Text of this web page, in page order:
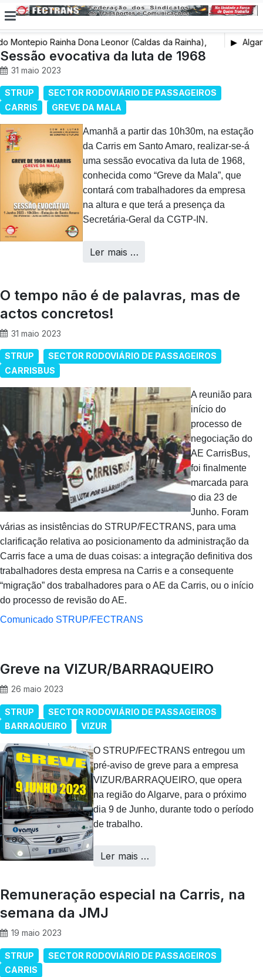
Rainha Dona Leonor (Caldas da Rainha),
Sessão evocativa da luta de 1968
31 maio 2023
STRUP
SECTOR RODOVIÁRIO DE PASSAGEIROS
CARRIS
GREVE DA MALA
Amanhã a partir das 10h30m, na estação
da Carris em Santo Amaro, realizar-se-á
uma sessão evocativa da luta de 1968,
conhecida como “Greve da Mala”, que
contará com trabalhadores da empresa
na altura e que terá a presença da
Secretária-Geral da CGTP-IN.
Ler mais …
O tempo não é de palavras, mas de
actos concretos!
31 maio 2023
STRUP
SECTOR RODOVIÁRIO DE PASSAGEIROS
CARRISBUS
A reunião para
início do
processo de
negociação do
AE CarrisBus,
foi finalmente
marcada para
o dia 23 de
Junho. Foram
várias as insistências do STRUP/FECTRANS, para uma
clarificação relativa ao posicionamento da administração da
Carris face a uma de duas coisas: a integração definitiva dos
trabalhadores desta empresa na Carris e a consequente
“migração” dos trabalhadores para o AE da Carris, ou o início
do processo de revisão do AE.
Comunicado STRUP/FECTRANS
Greve na VIZUR/BARRAQUEIRO
26 maio 2023
STRUP
SECTOR RODOVIÁRIO DE PASSAGEIROS
BARRAQUEIRO
VIZUR
O STRUP/FECTRANS entregou um
pré-aviso de greve para a empresa
VIZUR/BARRAQUEIRO, que opera
na região do Algarve, para o próximo
dia 9 de Junho, durante todo o período
de trabalho.
Ler mais …
Remuneração especial na Carris, na
semana da JMJ
19 maio 2023
STRUP
SECTOR RODOVIÁRIO DE PASSAGEIROS
CARRIS